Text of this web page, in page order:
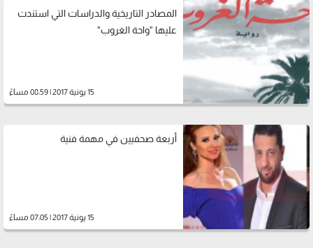
المصادر التاريخية والدراسات التي استندت
عليها "واحة الغروب"
15 يونية 2017 | 08:59 مساءً
أربعة صحفيين في مهمة فنية
15 يونية 2017 | 07:05 مساءً